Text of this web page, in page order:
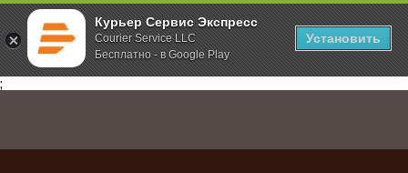
Курьер Сервис Экспресс
Courier Service LLC
Бесплатно - в Google Play
Установить
;
Главная О компании Новости Открытие офиса "КСЭ" в г. Ейск